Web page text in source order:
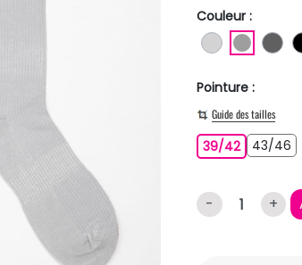
Couleur :
GRIS CLAIR
GRIS
Pointure :
Guide des tailles
39/4239/42
43/46
- +